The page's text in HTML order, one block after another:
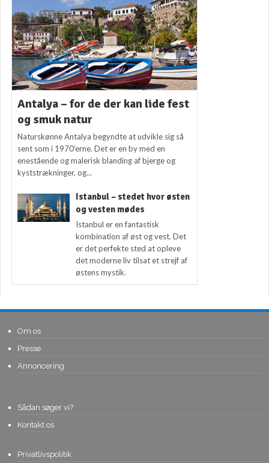
Antalya – for de der kan lide fest
og smuk natur
Naturskønne Antalya begyndte at udvikle sig så
sent som i 1970’erne. Det er en by med en
enestående og malerisk blanding af bjerge og
kyststrækninger, og...
Istanbul – stedet hvor østen
og vesten mødes
Istanbul er en fantastisk
kombination af øst og vest. Det
er det perfekte sted at opleve
det moderne liv tilsat et strejf af
østens mystik.
Om os
Presse
Annoncering
Sådan søger vi?
Kontakt os
Privatlivspolitik